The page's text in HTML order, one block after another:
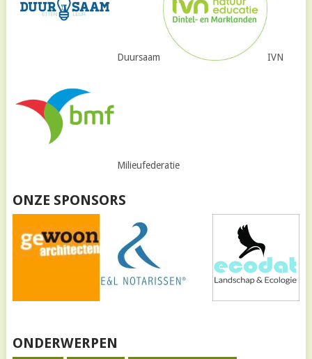
Duursaam IVN
Milieufederatie
ONZE SPONSORS
ONDERWERPEN